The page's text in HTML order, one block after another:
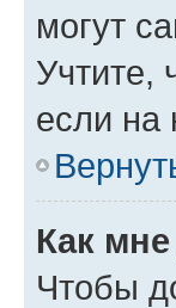
могут
Учтите,
если на
Как
Чтобы